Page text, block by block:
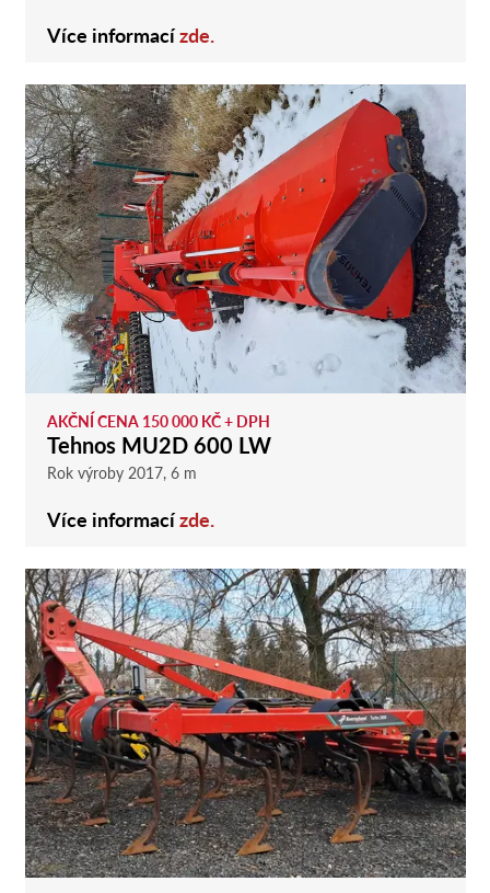
Více informacízde.
AKČNÍ CENA 150 000 KČ + DPH
Tehnos MU2D 600 LW
Rok výroby 2017, 6 m
Více informacízde.